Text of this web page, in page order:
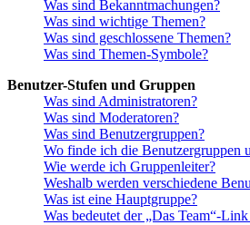
Was sind Bekanntmachungen?
Was sind wichtige Themen?
Was sind geschlossene Themen?
Was sind Themen-Symbole?
Benutzer-Stufen und Gruppen
Was sind Administratoren?
Was sind Moderatoren?
Was sind Benutzergruppen?
Wo finde ich die Benutzergruppen
Wie werde ich Gruppenleiter?
Weshalb werden verschiedene
Was ist eine Hauptgruppe?
Was bedeutet der „Das Team“-